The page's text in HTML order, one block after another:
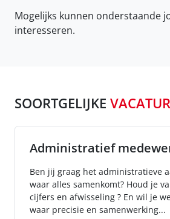
Mogelijks kunnen onderstaande
interesseren.
SOORTGELIJKE
Administratief
Ben jij graag het administratieve
waar alles samenkomt? Houd je
cijfers en afwisseling ? En wil je
waar precisie en samenwerking...